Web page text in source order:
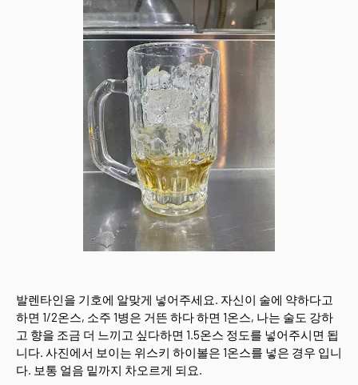
발렌타인을 기호에 알맞게 넣어주세요. 자신이 술에 약하다고
하면 1/2온스, 소주 1병은 거뜬 하다 하면 1온스, 나는 술도 강하
고 향을 조금 더 느끼고 싶다하면 1.5온스 정도를 넣어주시면 됩
니다. 사진에서 보이는 위스키 하이볼은 1온스를 넣은 경우 입니
다. 보통 얼음 밑까지 차오르게 되요.